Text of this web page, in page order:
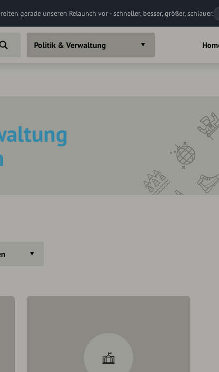
gerade unseren Relaunch vor - schneller, besser, größer, schlauer.
Politik & Verwaltung